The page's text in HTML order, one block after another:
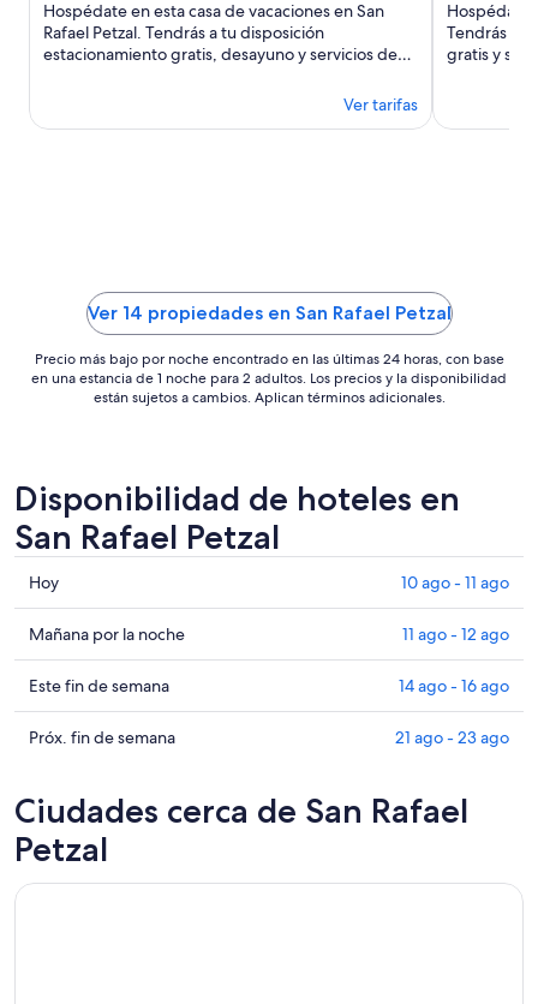
of
5
Hospédate en esta casa de vacaciones en San
Rafael Petzal. Tendrás a tu disposición
estacionamiento gratis, desayuno y servicios de
Ver tarifas
of
5
Hospédate
Tendrás a
gratis y
Ver 14 propiedades en San Rafael Petzal
Precio más bajo por noche encontrado en las últimas 24 horas, con base
en una estancia de 1 noche para 2 adultos. Los precios y la disponibilidad
están sujetos a cambios. Aplican términos adicionales.
Disponibilidad de hoteles en
San Rafael Petzal
Consultar
precios
en
San
Rafael
Petzal
para
ago
-
11
ago
Hoy 10 ago - 11 ago
Consultar
precios
en
San
Rafael
mañana
por
la
noche,
Mañana por la noche 11 ago - 12 ago
Consultar
precios
en
Petzal
para
este
fin
Este fin de semana 14 ago - 16 ago
Consultar
San
Rafael
Petzal
para
Próx. fin de semana 21 ago - 23 ago
Ciudades cerca de San Rafael
Petzal